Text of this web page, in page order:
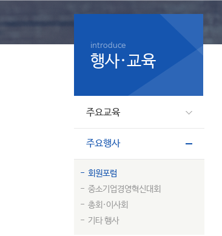
introduce
행사·교육
주요교육
주요행사
회원포럼
중소기업경영혁신대회
총회·이사회
기타 행사